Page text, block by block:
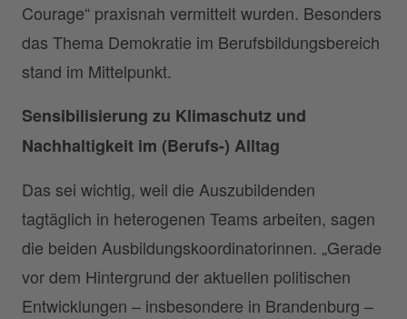
Courage“ praxisnah vermittelt wurden. Besonders
das Thema Demokratie im Berufsbildungsbereich
stand im Mittelpunkt.
Sensibilisierung zu Klimaschutz und
Nachhaltigkeit im (Berufs-) Alltag
Das sei wichtig, weil die Auszubildenden
tagtäglich in heterogenen Teams arbeiten, sagen
die beiden Ausbildungskoordinatorinnen. „Gerade
vor dem Hintergrund der aktuellen politischen
Entwicklungen – insbesondere in Brandenburg –